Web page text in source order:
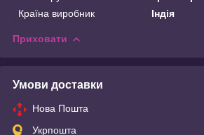
Країна виробник
Індія
Приховати
Умови доставки
Нова Пошта
Укрпошта